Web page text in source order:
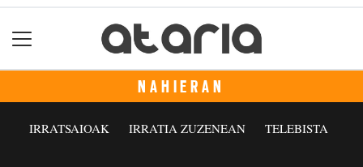
NAHIERAN
IRRATSAIOAK IRRATIA ZUZENEAN TELEBISTA